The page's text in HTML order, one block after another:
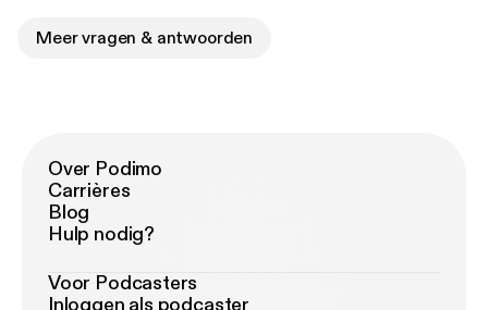
Meer vragen & antwoorden
Over Podimo
Carrières
Blog
Hulp nodig?
Voor Podcasters